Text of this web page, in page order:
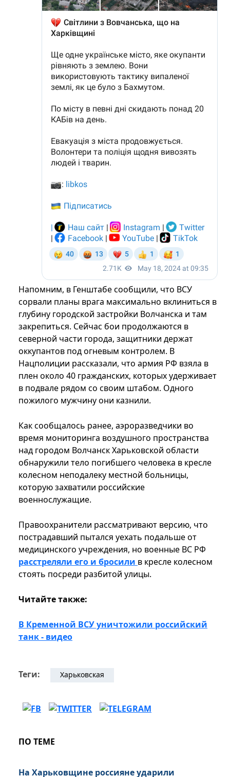
Напомним, в Генштабе сообщили, что ВСУ
сорвали планы врага максимально вклиниться в
глубину городской застройки Волчанска и там
закрепиться. Сейчас бои продолжаются в
северной части города, защитники держат
оккупантов под огневым контролем. В
Нацполиции рассказали, что армия РФ взяла в
плен около 40 гражданских, которых удерживает
в подвале рядом со своим штабом. Одного
пожилого мужчину они казнили.
Как сообщалось ранее, аэроразведчики во
время мониторинга воздушного пространства
над городом Волчанск Харьковской области
обнаружили тело погибшего человека в кресле
колесном неподалеку местной больницы,
которую захватили российские
военнослужащие.
Правоохранители рассматривают версию, что
пострадавший пытался уехать подальше от
медицинского учреждения, но военные ВС РФ
расстреляли его и бросили в кресле колесном
стоять посреди разбитой улицы.
Читайте также:
В Кременной ВСУ уничтожили российский
танк - видео
Теги: Харьковская
ПО ТЕМЕ
На Харьковщине россияне ударили